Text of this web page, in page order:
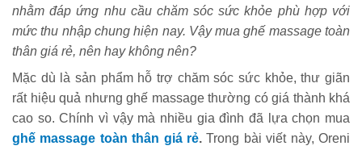
nhằm đáp ứng nhu cầu chăm sóc sức khỏe phù hợp với
mức thu nhập chung hiện nay. Vậy mua ghế massage toàn
thân giá rẻ, nên hay không nên?
Mặc dù là sản phẩm hỗ trợ chăm sóc sức khỏe, thư giãn
rất hiệu quả nhưng ghế massage thường có giá thành khá
cao so. Chính vì vậy mà nhiều gia đình đã lựa chọn mua
ghế massage toàn thân giá rẻ.Trong bài viết này, Oreni